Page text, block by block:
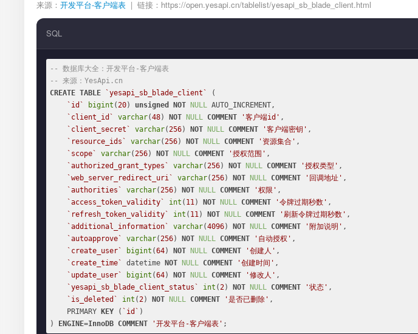
来源： 开发平台-客户端表 | 链接：https://open.yesapi.cn/tablelist/yesapi_sb_blade_client.html
SQL
-- 数据库大全：开发平台-客户端表
-- 来源：YesApi.cn
CREATE TABLE `yesapi_sb_blade_client`
(
`id`
bigint (20) unsigned NOT NULL AUTO_INCREMENT,
`client_id`
varchar(48) NOT NULL COMMENT '客户端id' ,
`client_secret`
varchar(256) NOT NULL COMMENT '客户端密钥' ,
`resource_ids`
varchar(256) NOT NULL COMMENT '资源集合' ,
`scope`
varchar(256) NOT NULL COMMENT '授权范围' ,
`authorized_grant_types`
varchar(256) NOT NULL COMMENT '授权类型' ,
`web_server_redirect_uri`
varchar(256) NOT NULL COMMENT '回调地址' ,
`authorities`
varchar(256) NOT NULL COMMENT '权限' ,
`access_token_validity`
int ( 11) NOT NULL COMMENT '令牌过期秒数' ,
`refresh_token_validity`
int ( 11) NOT NULL COMMENT '刷新令牌过期秒数' ,
`additional_information`
varchar(4096) NOT NULL COMMENT '附加说明' ,
`autoapprove`
varchar(256) NOT NULL COMMENT '自动授权' ,
`create_user`
bigint (64) NOT NULL COMMENT '创建人' ,
`create_time`
datetime NOT NULL COMMENT '创建时间' ,
`update_user`
bigint (64) NOT NULL COMMENT '修改人' ,
`yesapi_sb_blade_client_status`
int (2) NOT NULL COMMENT '状态' ,
`is_deleted`
int (2) NOT NULL COMMENT '是否已删除' ,
    PRIMARY
KEY ( `id` )
)
ENGINE=InnoDB COMMENT '开发平台-客户端表' ;